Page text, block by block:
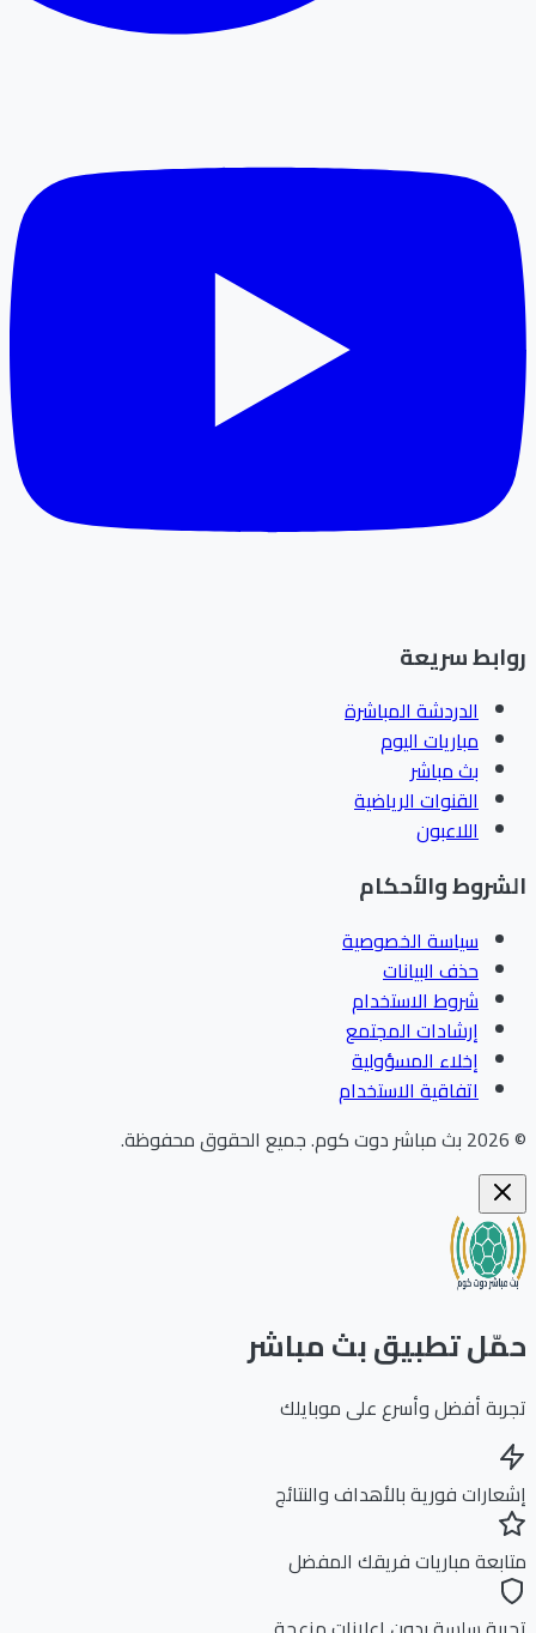
سريعة
الدردشة المباشرة
مباريات اليوم
بث مباشر
القنوات الرياضية
اللاعبون
والأحكام
سياسة الخصوصية
حذف البيانات
شروط الاستخدام
إرشادات المجتمع
إخلاء المسؤولية
اتفاقية الاستخدام
بث مباشر دوت كوم.جميع الحقوق محفوظة.
تطبيق بث مباشر
أفضل وأسرع على موبايلك
فورية بالأهداف والنتائج
مباريات فريقك المفضل